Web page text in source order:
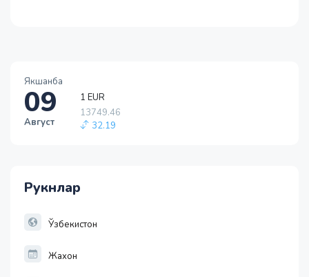
Якшанба
09
Август
1 RUB
146.19
-0.18
Рукнлар
Ўзбекистон
Жахон